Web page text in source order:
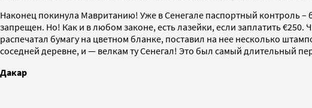
Наконец покинула Мавританию! Уже в Сенегале паспортный контроль –
запрещен. Но! Как и в любом законе, есть лазейки, если заплатить
распечатал бумагу на цветном бланке, поставил на нее несколько
соседней деревне, и — велкам ту Сенегал! Это был самый длительный
Дакар